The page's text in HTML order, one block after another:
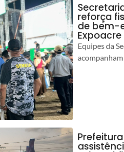
reforça
de bem-
Expoacre
Equipes da